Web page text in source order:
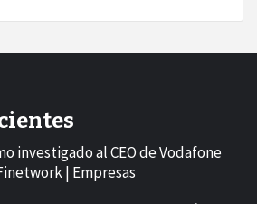
investigado al CEO de Vodafone
| Empresas